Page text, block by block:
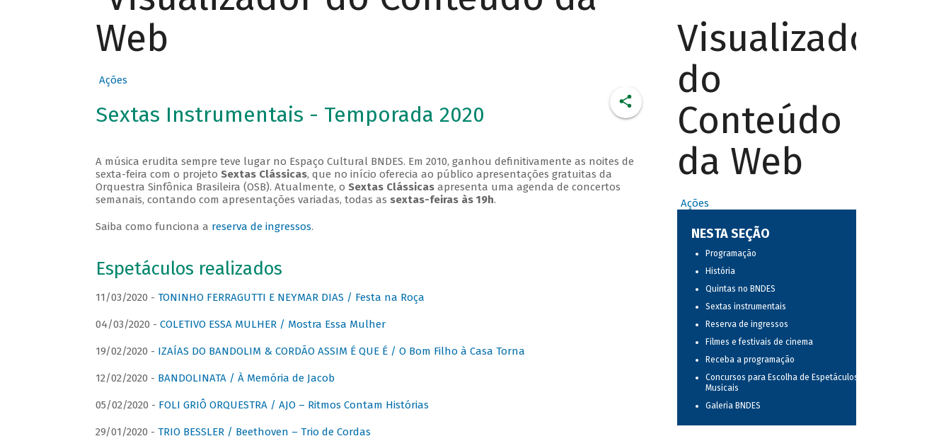
Web
Ações
Sextas Instrumentais - Temporada 2020
A música erudita sempre teve lugar no Espaço Cultural BNDES. Em 2010, ganhou definitivamente as noites de
sexta-feira com o projeto Sextas Clássicas, que no início oferecia ao público apresentações gratuitas da
Orquestra Sinfônica Brasileira (OSB). Atualmente, o Sextas Clássicasapresenta uma agenda de concertos
semanais, contando com apresentações variadas, todas as sextas-feiras às 19h.
Saiba como funciona a reserva de ingressos.
Espetáculos realizados
11/03/2020 - TONINHO FERRAGUTTI E NEYMAR DIAS / Festa na Roça
04/03/2020 - COLETIVO ESSA MULHER / Mostra Essa Mulher
19/02/2020 - IZAÍAS DO BANDOLIM & CORDÃO ASSIM É QUE É / O Bom Filho à Casa Torna
12/02/2020 - BANDOLINATA / À Memória de Jacob
05/02/2020 - FOLI GRIÔ ORQUESTRA / AJO – Ritmos Contam Histórias
29/01/2020 - TRIO BESSLER / Beethoven – Trio de Cordas
Visualizador
do
Conteúdo
da Web
Ações
NESTA SEÇÃO
Programação
História
Quintas no BNDES
Sextas instrumentais
Reserva de ingressos
Filmes e festivais de cinema
Receba a programação
Concursos para Escolha de Espetáculos
Musicais
Galeria BNDES